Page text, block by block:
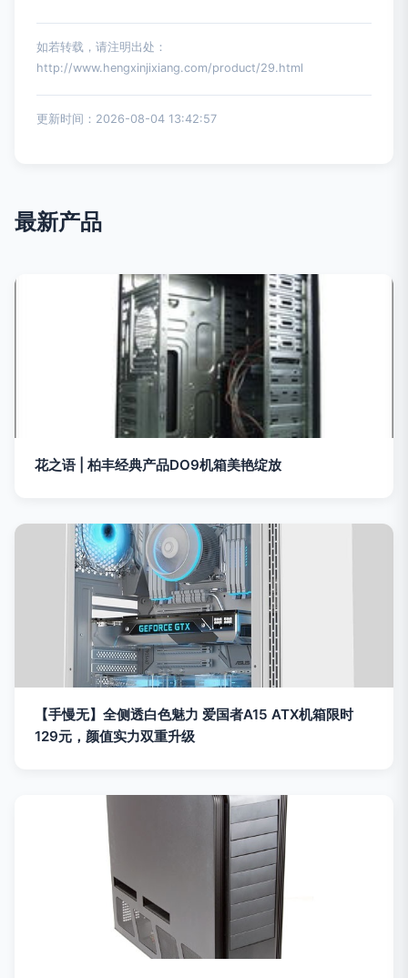
如若转载，请注明出处：
http://www.hengxinjixiang.com/product/29.html
更新时间：2026-08-04 13:42:57
最新产品
花之语 | 柏丰经典产品DO9机箱美艳绽放
【手慢无】全侧透白色魅力 爱国者A15 ATX机箱限时
129元，颜值实力双重升级